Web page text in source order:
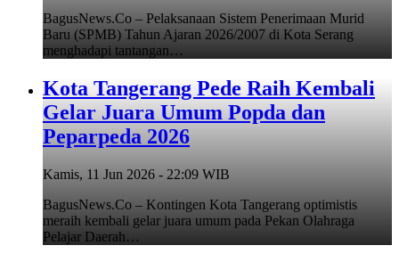
BagusNews.Co – Pelaksanaan Sistem Penerimaan Murid
Baru (SPMB) Tahun Ajaran 2026/2007 di Kota Serang
menghadapi tantangan…
Kota Tangerang Pede Raih Kembali
Gelar Juara Umum Popda dan
Peparpeda 2026
Kamis, 11 Jun 2026 - 22:09 WIB
BagusNews.Co – Kontingen Kota Tangerang optimistis
meraih kembali gelar juara umum pada Pekan Olahraga
Pelajar Daerah…